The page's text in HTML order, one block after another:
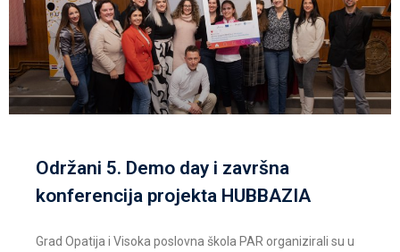
Održani 5. Demo day i završna
konferencija projekta HUBBAZIA
Grad Opatija i Visoka poslovna škola PAR organizirali su u